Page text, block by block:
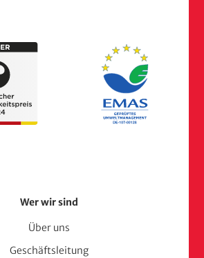
Wer wir sind
Über uns
Geschäftsleitung